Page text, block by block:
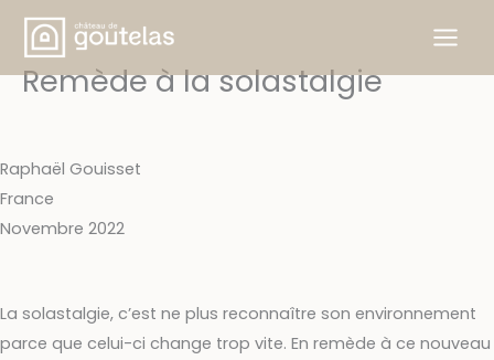
Skip
content
Remède à la solastalgie
Raphaël Gouisset
France
Novembre 2022
La solastalgie, c’est ne plus reconnaître son environnement
parce que celui-ci change trop vite. En remède à ce nouveau